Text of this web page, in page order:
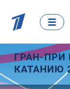
ГРАН-
КАТАНИЮ